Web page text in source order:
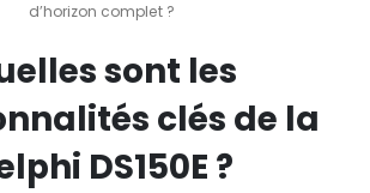
d’horizon complet ?
sont les
clés de la
DS150E ?